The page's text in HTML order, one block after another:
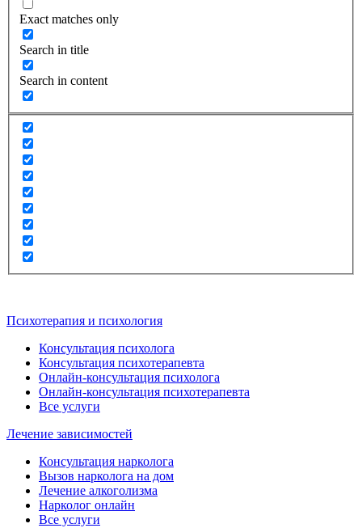
Exact matches only
Search in title
Search in content
Психотерапия и психология
Консультация психолога
Консультация психотерапевта
Онлайн-консультация психолога
Онлайн-консультация психотерапевта
Все услуги
Лечение зависимостей
Консультация нарколога
Вызов нарколога на дом
Лечение алкоголизма
Нарколог онлайн
Все услуги